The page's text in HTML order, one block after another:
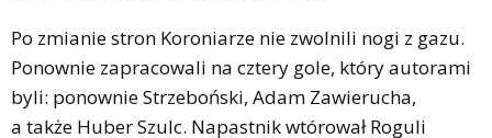
Po zmianie stron Koroniarze nie zwolnili nogi z gazu.
Ponownie zapracowali na cztery gole, który autorami
byli: ponownie Strzeboński, Adam Zawierucha,
a także Huber Szulc. Napastnik wtórował Roguli